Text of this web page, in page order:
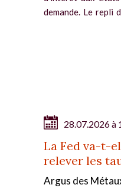
demande. Le repli
28.07.2026 à
La Fed va-t-
relever les
Argus des